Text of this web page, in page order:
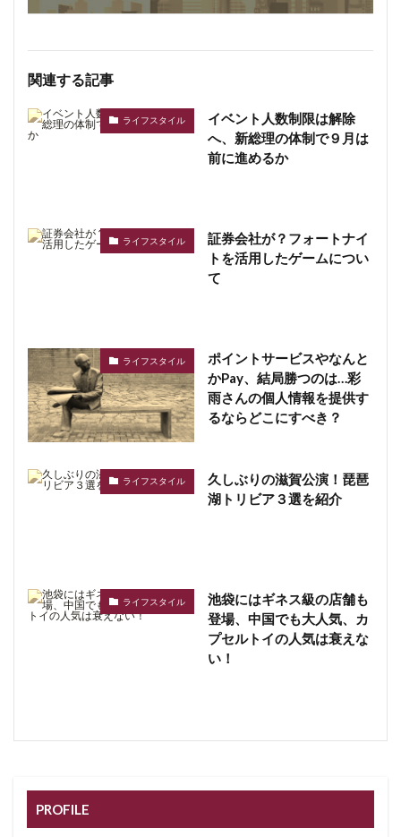
関連する記事
ライフスタイル
イベント人数制限は解除
へ、新総理の体制で９月は
前に進めるか
ライフスタイル
証券会社が？フォートナイ
トを活用したゲームについ
て
ライフスタイル
ポイントサービスやなんと
かPay、結局勝つのは…彩
雨さんの個人情報を提供す
るならどこにすべき？
ライフスタイル
久しぶりの滋賀公演！琵琶
湖トリビア３選を紹介
ライフスタイル
池袋にはギネス級の店舗も
登場、中国でも大人気、カ
プセルトイの人気は衰えな
い！
PROFILE